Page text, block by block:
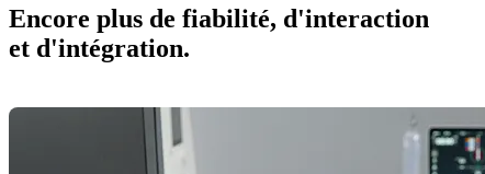
Encore plus de fiabilité, d'interaction
et d'intégration.